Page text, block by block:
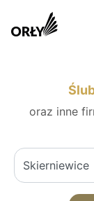
oraz inne